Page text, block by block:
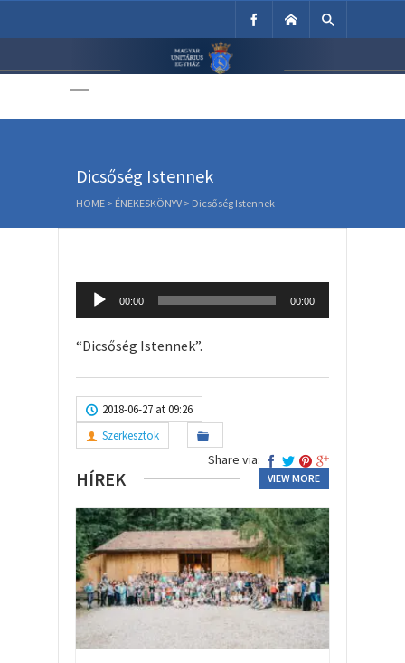
Unitárius Egyház
Dicsőség Istennek
HOME > ÉNEKESKÖNYV > Dicsőség Istennek
Audio
Player
00:00 00:00
“Dicsőség Istennek”.
2018-06-27 at 09:26
Szerkesztok
Share via:
HÍREK VIEW MORE